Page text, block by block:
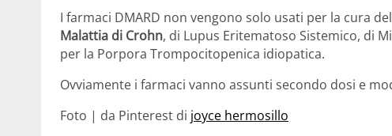
I farmaci DMARD non vengono solo usati per la cura
Malattia di Crohn, di Lupus Eritematoso Sistemico, di
per la Porpora Trompocitopenica idiopatica.
Ovviamente i farmaci vanno assunti secondo dosi e
Foto | da Pinterest di joyce hermosillo